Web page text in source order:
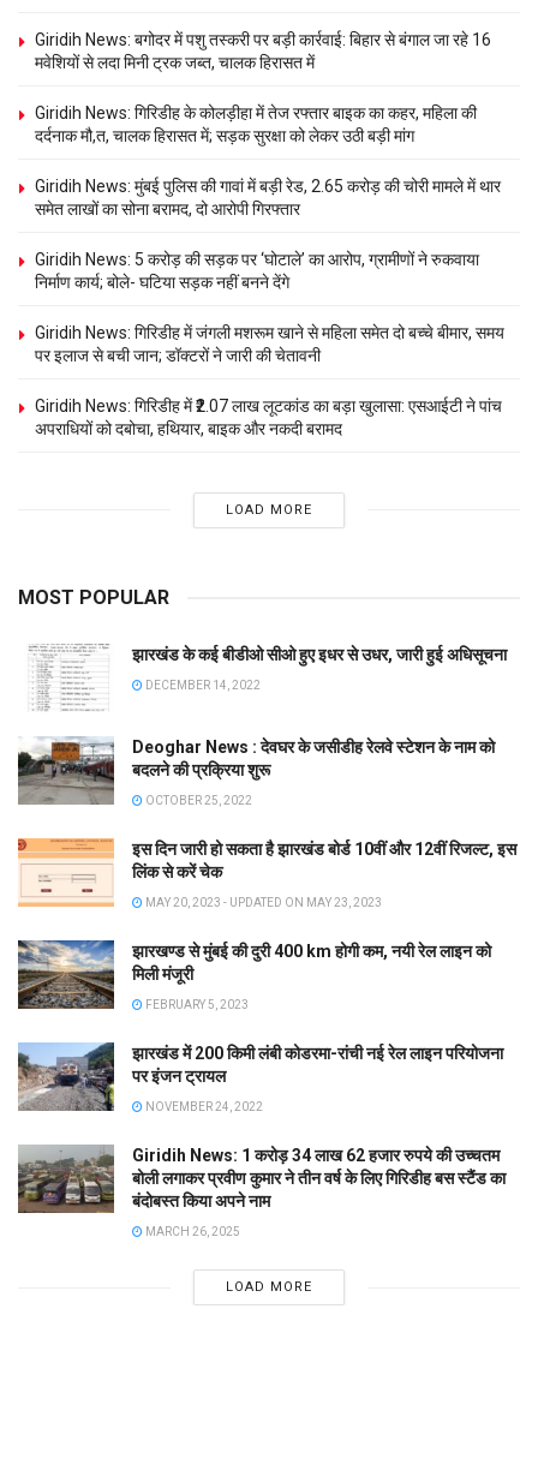
Giridih News: बगोदर में पशु तस्करी पर बड़ी कार्रवाई: बिहार से बंगाल जा रहे 16
मवेशियों से लदा मिनी ट्रक जब्त, चालक हिरासत में
Giridih News: गिरिडीह के कोलड़ीहा में तेज रफ्तार बाइक का कहर, महिला की
दर्दनाक मौ,त, चालक हिरासत में; सड़क सुरक्षा को लेकर उठी बड़ी मांग
Giridih News: मुंबई पुलिस की गावां में बड़ी रेड, 2.65 करोड़ की चोरी मामले में थार
समेत लाखों का सोना बरामद, दो आरोपी गिरफ्तार
Giridih News: 5 करोड़ की सड़क पर ‘घोटाले’ का आरोप, ग्रामीणों ने रुकवाया
निर्माण कार्य; बोले- घटिया सड़क नहीं बनने देंगे
Giridih News: गिरिडीह में जंगली मशरूम खाने से महिला समेत दो बच्चे बीमार, समय
पर इलाज से बची जान; डॉक्टरों ने जारी की चेतावनी
Giridih News: गिरिडीह में ₹2.07 लाख लूटकांड का बड़ा खुलासा: एसआईटी ने पांच
अपराधियों को दबोचा, हथियार, बाइक और नकदी बरामद
LOAD MORE
MOST POPULAR
झारखंड के कई बीडीओ सीओ हुए इधर से उधर, जारी हुई अधिसूचना
DECEMBER 14, 2022
Deoghar News : देवघर के जसीडीह रेलवे स्टेशन के नाम को
बदलने की प्रक्रिया शुरू
OCTOBER 25, 2022
इस दिन जारी हो सकता है झारखंड बोर्ड 10वीं और 12वीं रिजल्ट, इस
लिंक से करें चेक
MAY 20, 2023 - UPDATED ON MAY 23, 2023
झारखण्ड से मुंबई की दुरी 400 km होगी कम, नयी रेल लाइन को
मिली मंजूरी
FEBRUARY 5, 2023
झारखंड में 200 किमी लंबी कोडरमा-रांची नई रेल लाइन परियोजना
पर इंजन ट्रायल
NOVEMBER 24, 2022
Giridih News: 1 करोड़ 34 लाख 62 हजार रुपये की उच्चतम
बोली लगाकर प्रवीण कुमार ने तीन वर्ष के लिए गिरिडीह बस स्टैंड का
बंदोबस्त किया अपने नाम
MARCH 26, 2025
LOAD MORE